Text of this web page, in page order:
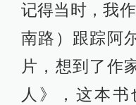
记得当时，我
南路）跟踪阿
片，想到了作
人》，这本